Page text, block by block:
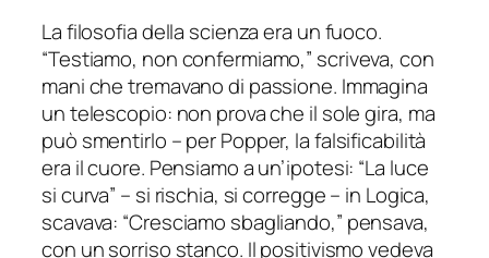
La filosofia della scienza era un fuoco.
“Testiamo, non confermiamo,” scriveva, con
mani che tremavano di passione. Immagina
un telescopio: non prova che il sole gira, ma
può smentirlo – per Popper, la falsificabilità
era il cuore. Pensiamo a un’ipotesi: “La luce
si curva” – si rischia, si corregge – in Logica,
scavava: “Cresciamo sbagliando,” pensava,
con un sorriso stanco. Il positivismo vedeva